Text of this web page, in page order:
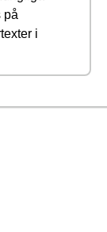
på
i